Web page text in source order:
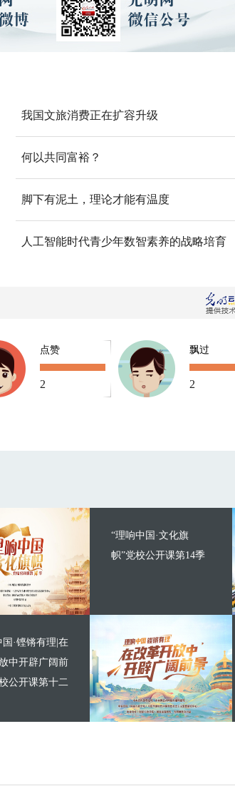
我国文旅消费正在扩容升级
何以共同富裕？
脚下有泥土，理论才能有温度
人工智能时代青少年数智素养的战略培育
点赞
2
飘过
2
“理响中国·文化旗
帜”党校公开课第14季
国·铿锵有理|在
中开辟广阔前
公开课第十二